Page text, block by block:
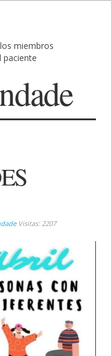
miembros
paciente
Visitas: 2207